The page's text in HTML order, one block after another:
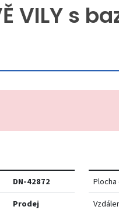
VILY s
DN-42872
Prodej